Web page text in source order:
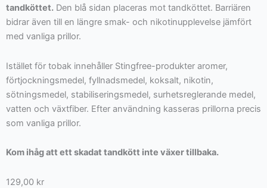
tandköttet. Den blå sidan placeras mot tandköttet. Barriären
bidrar även till en längre smak- och nikotinupplevelse jämfört
med vanliga prillor.
Istället för tobak innehåller Stingfree-produkter aromer,
förtjockningsmedel, fyllnadsmedel, koksalt, nikotin,
sötningsmedel, stabiliseringsmedel, surhetsreglerande medel,
vatten och växtfiber. Efter användning kasseras prillorna precis
som vanliga prillor.
Kom ihåg att ett skadat tandkött inte växer tillbaka.
129,00 kr